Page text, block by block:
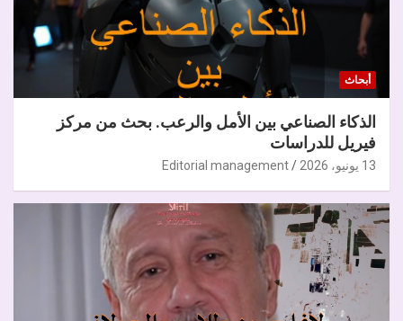
أبحاث
الذكاء الصناعي بين الأمل والرعب. بحث من مركز
فيريل للدراسات
13 يونيو، 2026 Editorial management